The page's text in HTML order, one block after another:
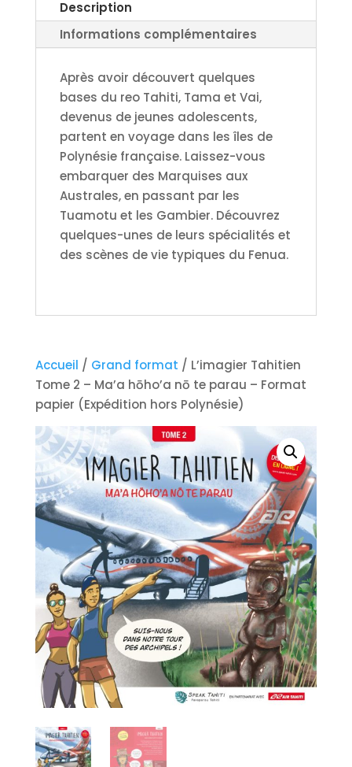
Ma’a
hōho’a
nō
parau
Format
papier
(Expédition
hors
Polynésie)
Description
Informations complémentaires
Après avoir découvert quelques
bases du reo Tahiti, Tama et Vai,
devenus de jeunes adolescents,
partent en voyage dans les îles de
Polynésie française. Laissez-vous
embarquer des Marquises aux
Australes, en passant par les
Tuamotu et les Gambier. Découvrez
quelques-unes de leurs spécialités et
des scènes de vie typiques du Fenua.
Accueil / Grand format / L’imagier Tahitien
Tome 2 – Ma’a hōho’a nō te parau – Format
papier (Expédition hors Polynésie)